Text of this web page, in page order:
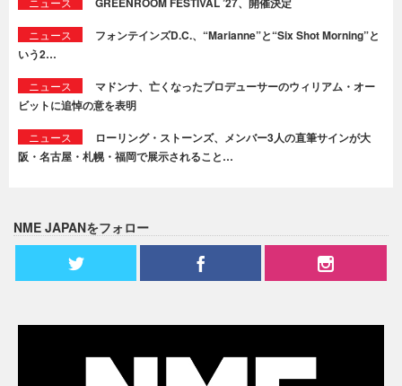
ニュース
フォンテインズD.C.、“Marianne”と“Six Shot Morning”と
いう2…
ニュース
マドンナ、亡くなったプロデューサーのウィリアム・オー
ビットに追悼の意を表明
ニュース
ローリング・ストーンズ、メンバー3人の直筆サインが大
阪・名古屋・札幌・福岡で展示されること…
NME JAPANをフォロー